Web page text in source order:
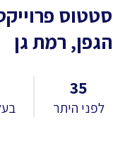
סטטוס
הגפן, רמת גן
35
לפני היתר